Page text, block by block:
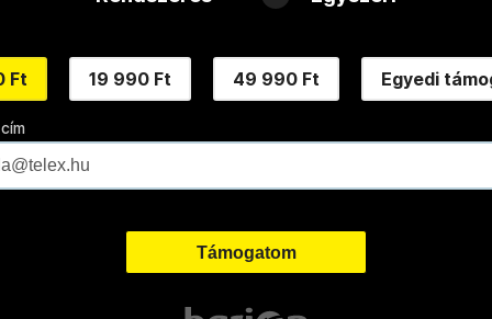
Ft 19 990 Ft 49 990 Ft Egyedi